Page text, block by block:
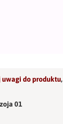
uwagi do produktu,
01